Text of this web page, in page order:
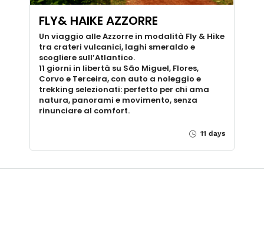
FLY& HAIKE AZZORRE
Un viaggio alle Azzorre in modalità Fly & Hike
tra crateri vulcanici, laghi smeraldo e
scogliere sull’Atlantico.
11 giorni in libertà su São Miguel, Flores,
Corvo e Terceira, con auto a noleggio e
trekking selezionati: perfetto per chi ama
natura, panorami e movimento, senza
rinunciare al comfort.
11 days